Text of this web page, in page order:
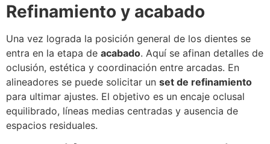
Refinamiento y acabado
Una vez lograda la posición general de los dientes se
entra en la etapa de acabado. Aquí se afinan detalles de
oclusión, estética y coordinación entre arcadas. En
alineadores se puede solicitar un set de refinamiento
para ultimar ajustes. El objetivo es un encaje oclusal
equilibrado, líneas medias centradas y ausencia de
espacios residuales.